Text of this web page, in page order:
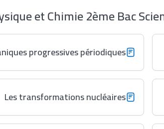
et Chimie 2ème Bac
progressives périodiques
Les transformations nucléaires